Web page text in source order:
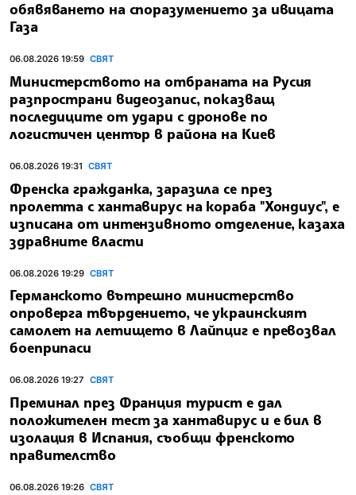
обявяването на споразумението за ивицата
Газа
06.08.2026 19:59 СВЯТ
Министерството на отбраната на Русия
разпространи видеозапис, показващ
последиците от удари с дронове по
логистичен център в района на Киев
06.08.2026 19:31 СВЯТ
Френска гражданка, заразила се през
пролетта с хантавирус на кораба "Хондиус", е
изписана от интензивното отделение, казаха
здравните власти
06.08.2026 19:29 СВЯТ
Германското вътрешно министерство
опроверга твърдението, че украинският
самолет на летището в Лайпциг е превозвал
боеприпаси
06.08.2026 19:27 СВЯТ
Преминал през Франция турист е дал
положителен тест за хантавирус и е бил в
изолация в Испания, съобщи френското
правителство
06.08.2026 19:26 СВЯТ